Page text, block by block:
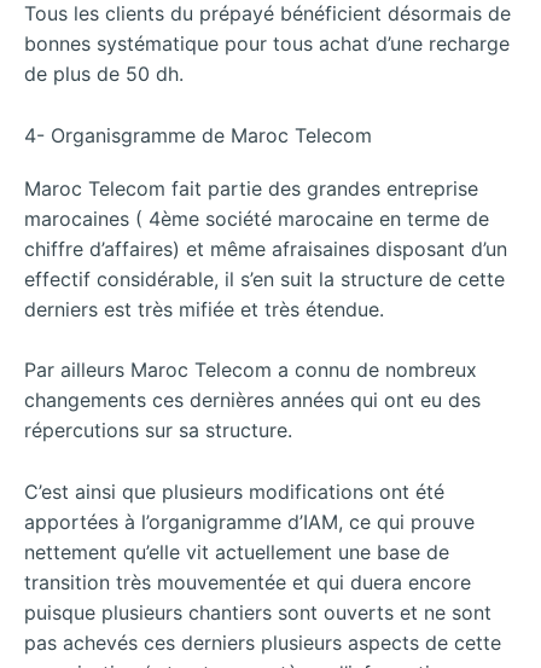
Tous les clients du prépayé bénéficient désormais de
bonnes systématique pour tous achat d’une recharge
de plus de 50 dh.
4- Organisgramme de Maroc Telecom
Maroc Telecom fait partie des grandes entreprise
marocaines ( 4ème société marocaine en terme de
chiffre d’affaires) et même afraisaines disposant d’un
effectif considérable, il s’en suit la structure de cette
derniers est très mifiée et très étendue.
Par ailleurs Maroc Telecom a connu de nombreux
changements ces dernières années qui ont eu des
répercutions sur sa structure.
C’est ainsi que plusieurs modifications ont été
apportées à l’organigramme d’IAM, ce qui prouve
nettement qu’elle vit actuellement une base de
transition très mouvementée et qui duera encore
puisque plusieurs chantiers sont ouverts et ne sont
pas achevés ces derniers plusieurs aspects de cette